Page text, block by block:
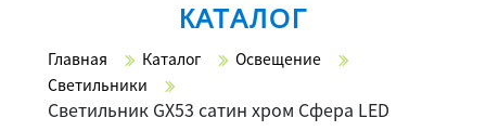
КАТАЛОГ
Главная Каталог
Освещение
Светильники
Светильник GX53 сатин хром Сфера LED